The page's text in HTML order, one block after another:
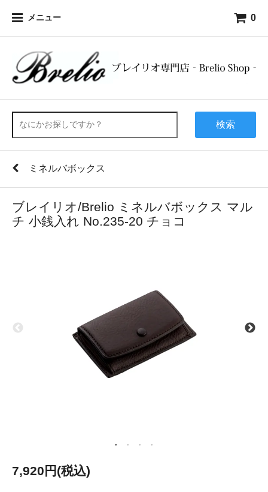
メニュー 0
検索
ミネルバボックス
ブレイリオ/Brelio ミネルバボックス マル
チ 小銭入れ No.235-20 チョコ
7,920円(税込)